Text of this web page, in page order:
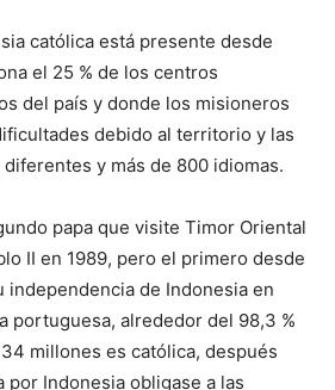
católica está presente desde
el 25 % de los centros
del país y donde los misioneros
debido al territorio y las
y más de 800 idiomas.
papa que visite Timor Oriental
II en 1989, pero el primero desde
independencia de Indonesia en
portuguesa, alrededor del 98,3 %
millones es católica, después
por Indonesia obligase a las